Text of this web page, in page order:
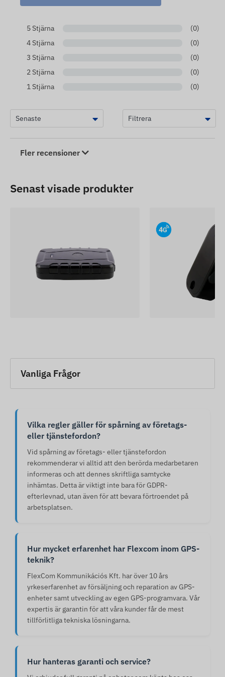
5 Stjärna
(0)
4 Stjärna
(0)
3 Stjärna
(0)
2 Stjärna
(0)
1 Stjärna
(0)
Fler recensioner
Senast visade produkter
Vanliga Frågor
Vilka regler gäller för spårning av företags-
eller tjänstefordon?
Vid spårning av företags- eller tjänstefordon
rekommenderar vi alltid att den berörda medarbetaren
informeras och att dennes skriftliga samtycke
inhämtas. Detta är viktigt inte bara för GDPR-
efterlevnad, utan även för att bevara förtroendet på
arbetsplatsen.
Hur mycket erfarenhet har Flexcom inom GPS-
teknik?
FlexCom Kommunikációs Kft. har över 10 års
yrkeserfarenhet av försäljning och reparation av GPS-
enheter samt utveckling av egen GPS-programvara. Vår
expertis är garantin för att våra kunder får de mest
tillförlitliga tekniska lösningarna.
Hur hanteras garanti och service?